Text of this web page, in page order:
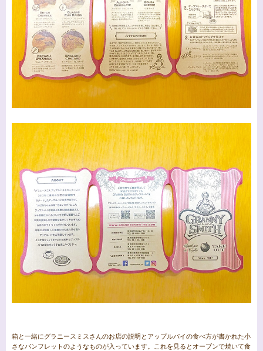
箱と一緒にグラニースミスさんのお店の説明とアップルパイの食べ方が書かれた小
さなパンフレットのようなものが入っています。これを見るとオーブンで焼いて食